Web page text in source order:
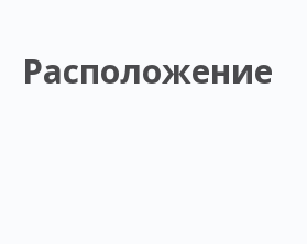
Расположение